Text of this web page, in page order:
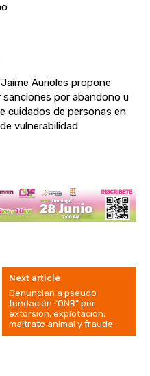
Aurioles propone
por abandono u
cuidados de personas en
vulnerabilidad
Next article
Denuncian a pseudo
fundación “ONR” por
extorsión, explotación,
maltrato animal y fraude